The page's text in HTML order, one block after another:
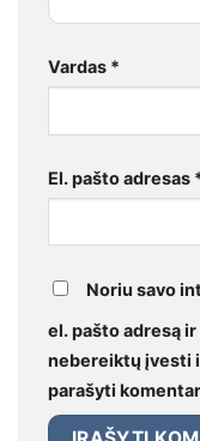
Vardas *
El. pašto adresas
Noriu savo
el. pašto adresą
nebereiktų įvesti
parašyti